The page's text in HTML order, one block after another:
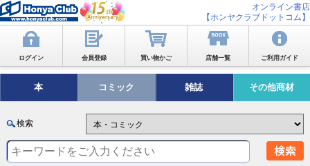
オンライン書店
【ホンヤクラブドットコム】
ログイン 会員登録 買い物かご 店舗一覧 ご利用ガイド
本 コミック 雑誌 その他商材
検索